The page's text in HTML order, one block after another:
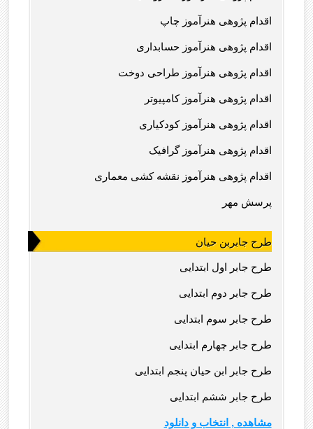
اقدام پژوهی هنرآموز چاپ
اقدام پژوهی هنرآموز حسابداری
اقدام پژوهی هنرآموز طراحی دوخت
اقدام پژوهی هنرآموز کامپیوتر
اقدام پژوهی هنرآموز کودکیاری
اقدام پژوهی هنرآموز گرافیک
اقدام پژوهی هنرآموز نقشه کشی معماری
پرسش مهر
طرح جابربن حیان
طرح جابر اول ابتدایی
طرح جابر دوم ابتدایی
طرح جابر سوم ابتدایی
طرح جابر چهارم ابتدایی
طرح جابر ابن حیان پنجم ابتدایی
طرح جابر ششم ابتدایی
مشاهده , انتخاب و دانلود